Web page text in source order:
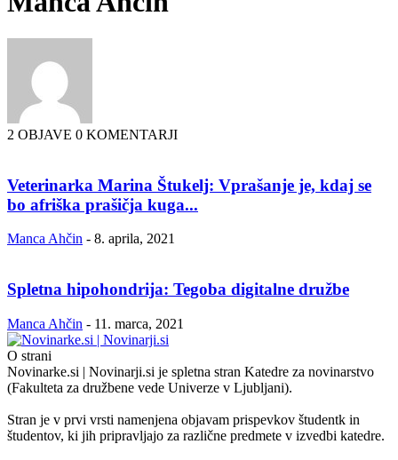
2 OBJAVE 0 KOMENTARJI
Veterinarka Marina Štukelj: Vprašanje je, kdaj se
bo afriška prašičja kuga...
Manca Ahčin - 8. aprila, 2021
Spletna hipohondrija: Tegoba digitalne družbe
Manca Ahčin - 11. marca, 2021
O strani
Novinarke.si | Novinarji.si je spletna stran Katedre za novinarstvo
(Fakulteta za družbene vede Univerze v Ljubljani).
Stran je v prvi vrsti namenjena objavam prispevkov študentk in
študentov, ki jih pripravljajo za različne predmete v izvedbi katedre.